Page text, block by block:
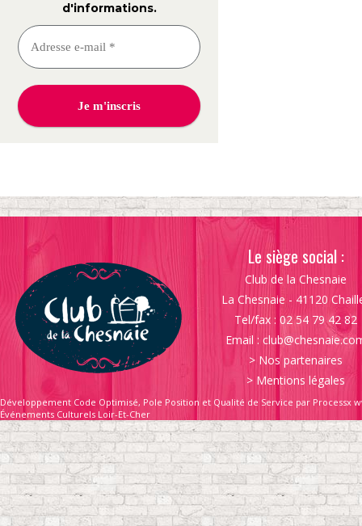
d'informations.
Le siège social :
Club de la Chesnaie
La Chesnaie - 41120
Tel/fax : 02 54 79 42 82
Email :
> Nos partenaires
> Mentions légales
Développement Code Optimisé, Pole Position et Qualité de Service par Processx
Événements Culturels Loir-Et-Cher